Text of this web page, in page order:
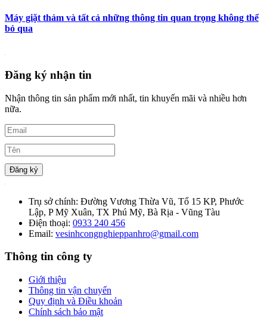
Máy giặt thảm và tất cả những thông tin quan trọng không thể
bỏ qua
Đăng ký nhận tin
Nhận thông tin sản phẩm mới nhất, tin khuyến mãi và nhiều hơn
nữa.
Đăng ký
Trụ sở chính: Đường Vương Thừa Vũ, Tổ 15 KP, Phước
Lập, P Mỹ Xuân, TX Phú Mỹ, Bà Rịa - Vũng Tàu
Điện thoại: 0933 240 456
Email: vesinhcongnghieppanhro@gmail.com
Thông tin công ty
Giới thiệu
Thông tin vận chuyển
Quy định và Điều khoản
Chính sách bảo mật